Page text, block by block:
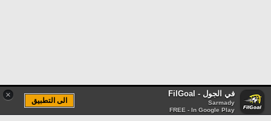
× في الجول - FilGoal
Sarmady
FREE - In Google Play
الى التطبيق